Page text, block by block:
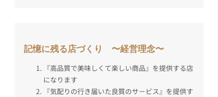
記憶に残る店づくり 〜経営理念〜
『高品質で美味しくて楽しい商品』を提供する店
になります
『気配りの行き届いた良質のサ－ビス』を提供す